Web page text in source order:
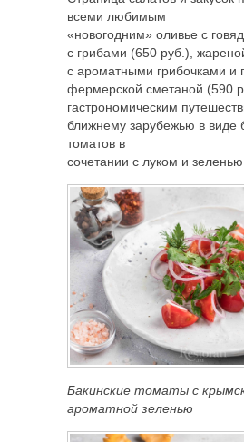
всеми любимым
«новогодним» оливье с
с грибами (650 руб.),
с ароматными грибочками и
фермерской сметаной (590
гастрономическим
ближнему зарубежью в виде
томатов в
сочетании с луком и
Бакинские томаты с
ароматной зеленью